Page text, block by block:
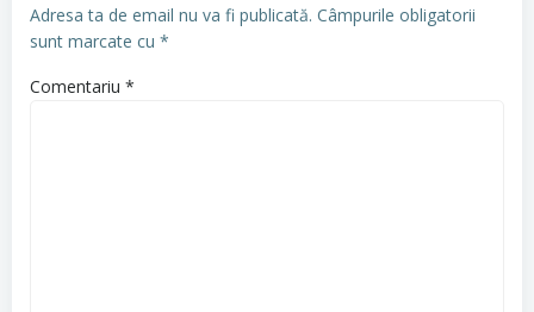
Adresa ta de email nu va fi publicată. Câmpurile obligatorii
sunt marcate cu *
Comentariu *